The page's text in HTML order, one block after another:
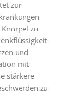
zur
zu
und
mit
stärkere
zu